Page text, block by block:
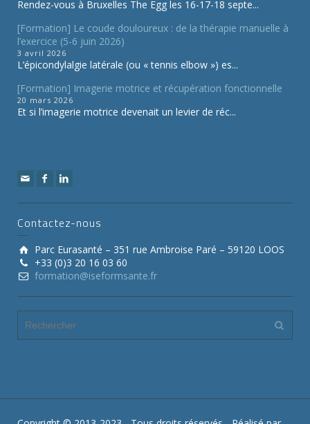
Rendez-vous à Bruxelles The Egg les 16-17-18 septe...
[Formation] Le coude douloureux : de la thérapie manuelle à
l’exercice (5-6 juin 2026)
3 avril 2026
L’épicondylalgie latérale (ou « tennis elbow ») es...
[Formation] Imagerie motrice et récupération fonctionnelle
20 mars 2026
Et si l’imagerie motrice devenait un levier de réc...
Contactez-nous
Parc Eurasanté – 351 rue Ambroise Paré – 59120 LOOS
+33 (0)3 20 16 03 60
formation@iseformsante.fr